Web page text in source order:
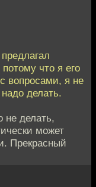
что я его
вопросами, я не
делать.
не делать,
может
Прекрасный